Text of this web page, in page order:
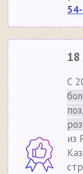
18
С
из